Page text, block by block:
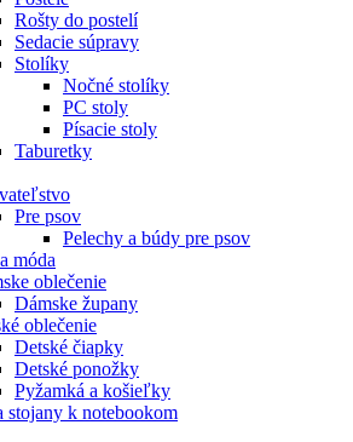
Rošty do postelí
Sedacie súpravy
Stolíky
Nočné stolíky
PC stoly
Písacie stoly
Taburetky
Pre psov
Pelechy a búdy pre psov
móda
oblečenie
Dámske župany
oblečenie
Detské čiapky
Detské ponožky
Pyžamká a košieľky
stojany k notebookom